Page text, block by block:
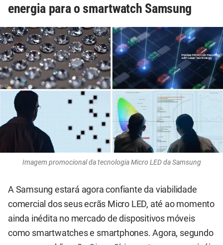
energia para o smartwatch Samsung
Imagem promocional da tecnologia Micro LED da Samsung
A Samsung estará agora confiante da viabilidade
comercial dos seus ecrãs Micro LED, até ao momento
ainda inédita no mercado de dispositivos móveis
como smartwatches e smartphones. Agora, segundo